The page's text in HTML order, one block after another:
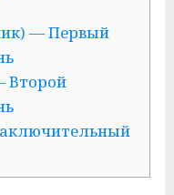
— Первый
Второй